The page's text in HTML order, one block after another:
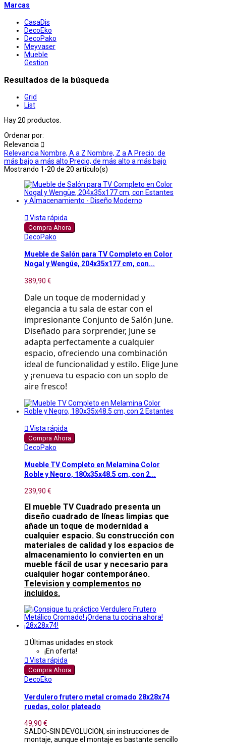
Marcas
CasaDis
DecoEko
DecoPako
Meyvaser
Mueble
Gestion
Resultados de la búsqueda
Grid
List
Hay 20 productos.
Ordenar por:
Relevancia 
Relevancia Nombre, A a Z Nombre, Z a A Precio: de
más bajo a más alto Precio, de más alto a más bajo
Mostrando 1-20 de 20 artículo(s)
 Vista rápida
Compra Ahora
DecoPako
Mueble de Salón para TV Completo en Color
Nogal y Wengüe, 204x35x177 cm, con...
389,90 €
Dale un toque de modernidad y
elegancia a tu sala de estar con el
impresionante Conjunto de Salón June.
Diseñado para sorprender, June se
adapta perfectamente a cualquier
espacio, ofreciendo una combinación
ideal de funcionalidad y estilo. Elige June
y ¡renueva tu espacio con un soplo de
aire fresco!
 Vista rápida
Compra Ahora
DecoPako
Mueble TV Completo en Melamina Color
Roble y Negro, 180x35x48.5 cm, con 2...
239,90 €
El mueble TV Cuadrado presenta un
diseño cuadrado de líneas limpias que
añade un toque de modernidad a
cualquier espacio. Su construcción con
materiales de calidad y los espacios de
almacenamiento lo convierten en un
mueble fácil de usar y necesario para
cualquier hogar contemporáneo.
Television y complementos no
incluidos.
 Últimas unidades en stock
¡En oferta!
 Vista rápida
Compra Ahora
DecoEko
Verdulero frutero metal cromado 28x28x74
ruedas, color plateado
49,90 €
SALDO-SIN DEVOLUCION, sin instrucciones de
montaje, aunque el montaje es bastante sencillo